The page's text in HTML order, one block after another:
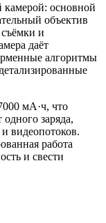
камерой: основной
объектив
и
даёт
алгоритмы
мА·ч, что
заряда,
видеопотоков.
работа
и свести